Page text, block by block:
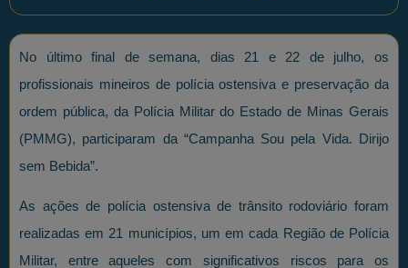
No último final de semana, dias 21 e 22 de julho, os
profissionais mineiros de polícia ostensiva e preservação da
ordem pública, da Polícia Militar do Estado de Minas Gerais
(PMMG), participaram da “Campanha Sou pela Vida. Dirijo
sem Bebida”.
As ações de polícia ostensiva de trânsito rodoviário foram
realizadas em 21 municípios, um em cada Região de Polícia
Militar, entre aqueles com significativos riscos para os